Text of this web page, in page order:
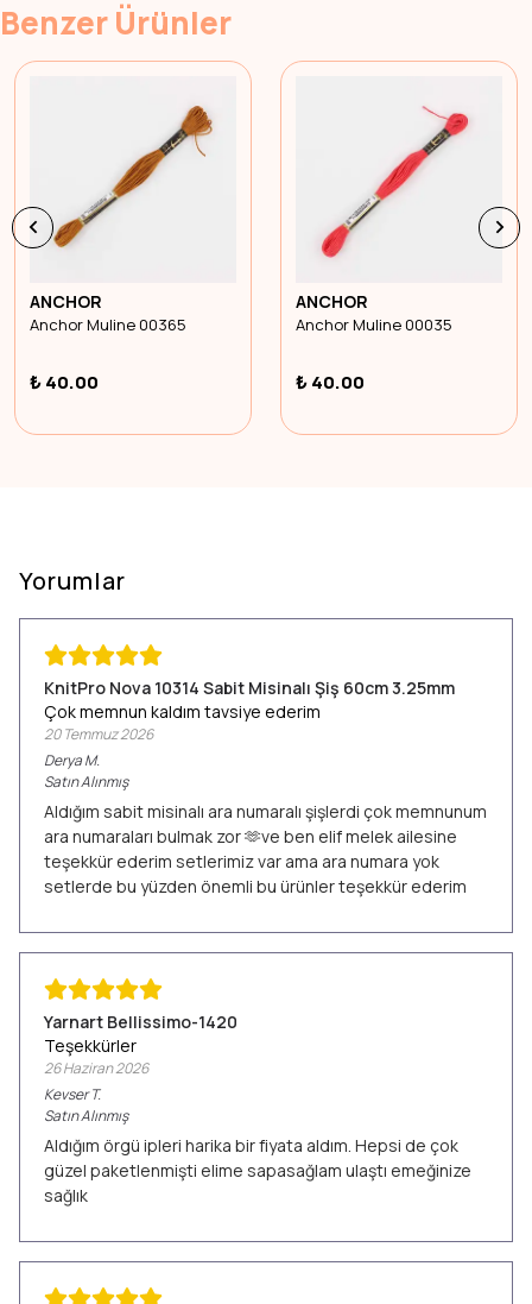
Benzer Ürünler
ANCHOR
Anchor Muline 00365
₺ 40.00
ANCHOR
Anchor Muline 00035
₺ 40.00
Yorumlar
KnitPro Nova 10314 Sabit Misinalı Şiş 60cm 3.25mm
Çok memnun kaldım tavsiye ederim
20 Temmuz 2026
DeryaM.
Satın Alınmış
Aldığım sabit misinalı ara numaralı şişlerdi çok memnunum
ara numaraları bulmak zor 🫶ve ben elif melek ailesine
teşekkür ederim setlerimiz var ama ara numara yok
setlerde bu yüzden önemli bu ürünler teşekkür ederim
Yarnart Bellissimo-1420
Teşekkürler
26 Haziran 2026
Kevser T.
Satın Alınmış
Aldığım örgü ipleri harika bir fiyata aldım. Hepsi de çok
güzel paketlenmişti elime sapasağlam ulaştı emeğinize
sağlık